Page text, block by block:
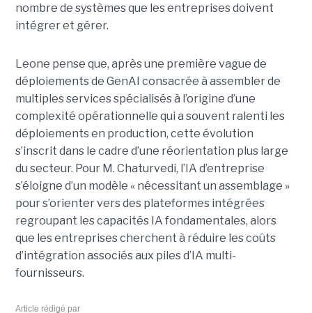
nombre de systèmes que les entreprises doivent
intégrer et gérer.
Leone pense que, après une première vague de
déploiements de GenAI consacrée à assembler de
multiples services spécialisés à l’origine d’une
complexité opérationnelle qui a souvent ralenti les
déploiements en production, cette évolution
s’inscrit dans le cadre d’une réorientation plus large
du secteur. Pour M. Chaturvedi, l’IA d’entreprise
s’éloigne d’un modèle « nécessitant un assemblage »
pour s’orienter vers des plateformes intégrées
regroupant les capacités IA fondamentales, alors
que les entreprises cherchent à réduire les coûts
d’intégration associés aux piles d’IA multi-
fournisseurs.
Article rédigé par